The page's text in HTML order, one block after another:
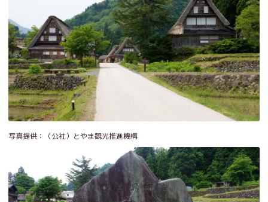
写真提供：（公社）とやま観光推進機構